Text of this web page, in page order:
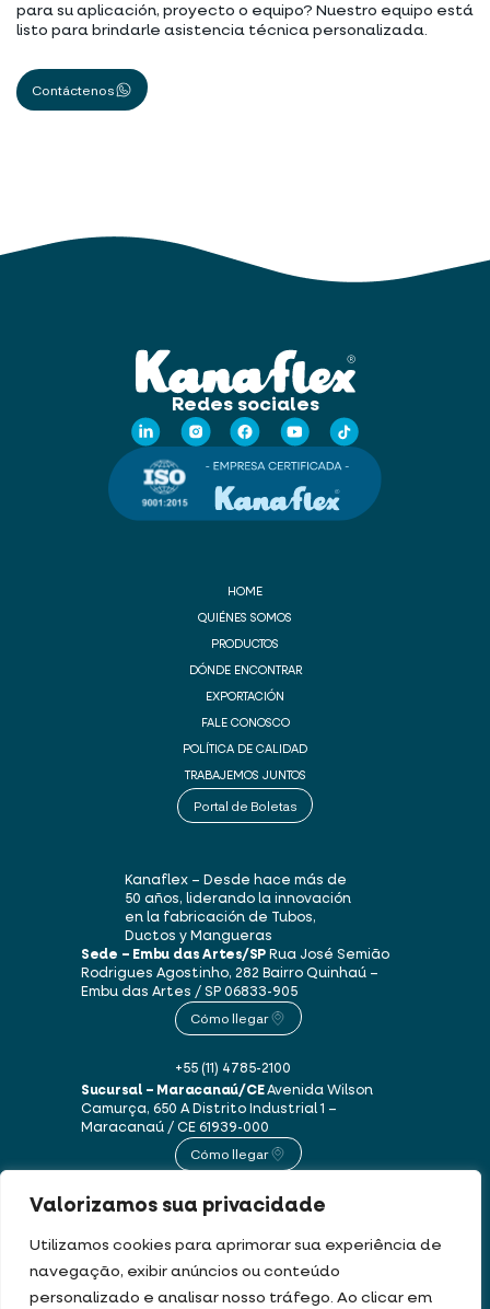
Valorizamos sua privacidade
Utilizamos cookies para aprimorar sua experiência de
navegação, exibir anúncios ou conteúdo
personalizado e analisar nosso tráfego. Ao clicar em
para su aplicación, proyecto o equipo? Nuestro equipo está
listo para brindarle asistencia técnica personalizada.
Contáctenos
Redes sociales
HOME
QUIÉNES SOMOS
PRODUCTOS
DÓNDE ENCONTRAR
EXPORTACIÓN
FALE CONOSCO
POLÍTICA DE CALIDAD
TRABAJEMOS JUNTOS
Portal de Boletas
Kanaflex – Desde hace más de
50 años, liderando la innovación
en la fabricación de Tubos,
Ductos y Mangueras
Sede – Embu das Artes/SP Rua José Semião
Rodrigues Agostinho, 282 Bairro Quinhaú –
Embu das Artes / SP06833-905
Cómo llegar
+55 (11) 4785-2100
Sucursal – Maracanaú/CEAvenida Wilson
Camurça, 650 ADistrito Industrial 1 –
Maracanaú / CE61939-000
Cómo llegar
+55 (85) 3250-1235
Este sitio web utiliza cookies y datos personales de acuerdo con nuestros